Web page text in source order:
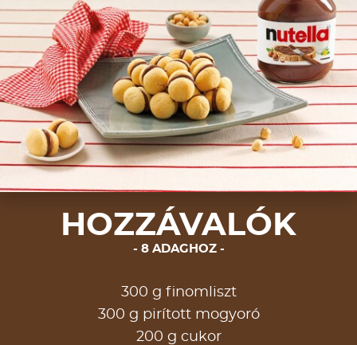
HOZZÁVALÓK
8 ADAGHOZ
300 g finomliszt
300 g pirított mogyoró
200 g cukor